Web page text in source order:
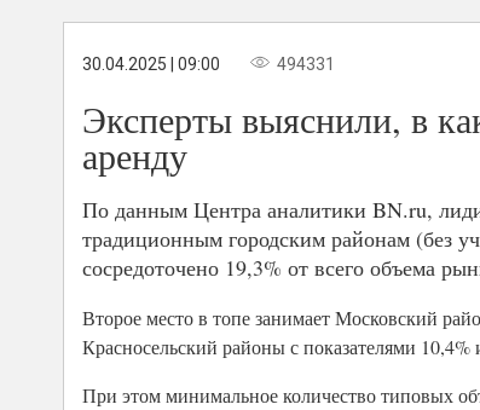
30.04.2025 | 09:00 494331
Эксперты выяснили, в
аренду
По данным Центра аналитики BN.ru,
традиционным городским районам (без
сосредоточено 19,3% от всего объема
Второе место в топе занимает Московский
Красносельский районы с показателями 10,4%
При этом минимальное количество типовых